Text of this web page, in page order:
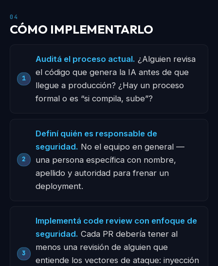
04
CÓMO IMPLEMENTARLO
Auditá el proceso actual. ¿Alguien revisa
el código que genera la IA antes de que
llegue a producción? ¿Hay un proceso
formal o es “si compila, sube”?
Definí quién es responsable de
seguridad. No el equipo en general —
una persona específica con nombre,
apellido y autoridad para frenar un
deployment.
Implementá code review con enfoque de
seguridad. Cada PR debería tener al
menos una revisión de alguien que
entiende los vectores de ataque: inyección